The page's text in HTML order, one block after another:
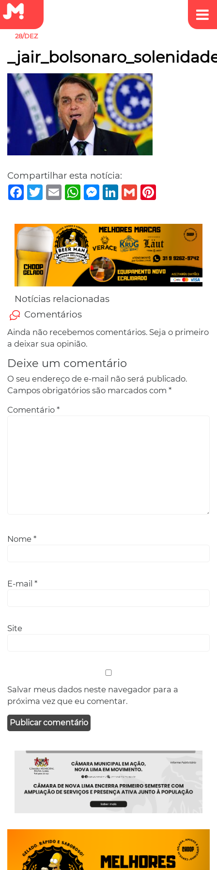
28/DEZ
Compartilhar esta notícia:
Facebook
TwitterEmail WhatsAppMessenger
LinkedIn
Gmail
Notícias relacionadas
Comentários
Ainda não recebemos comentários. Seja o primeiro
a deixar sua opinião.
Deixe um comentário
O seu endereço de e-mail não será publicado.
Campos obrigatórios são marcados com *
Comentário *
Nome *
E-mail *
Site
Salvar meus dados neste navegador para a
próxima vez que eu comentar.